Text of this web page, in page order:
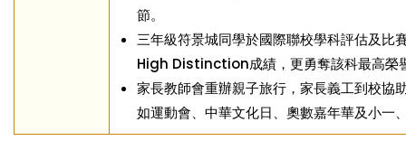
節。
三年級符景城同學於國際聯校學科評估及比
High Distinction成績，更勇奪該科最高榮
家長教師會重辦親子旅行，家長義工到校協
如運動會、中華文化日、奧數嘉年華及小一